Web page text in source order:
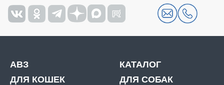
АВЗ
КАТАЛОГ
ДЛЯ КОШЕК
ДЛЯ СОБАК